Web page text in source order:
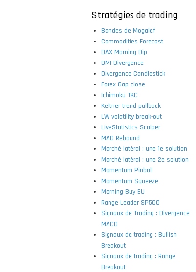
Stratégies de trading
Bandes de Mogalef
Commodities Forecast
DAX Morning Dip
DMI Divergence
Divergence Candlestick
Forex Gap close
Ichimoku TKC
Keltner trend pullback
LW volatility break-out
LiveStatistics Scalper
MAD Rebound
Marché latéral : une 1e solution
Marché latéral : une 2e solution
Momentum Pinball
Momentum Squeeze
Morning Buy EU
Range Leader SP500
Signaux de Trading : Divergence
MACD
Signaux de trading : Bullish
Breakout
Signaux de trading : Range
Breakout